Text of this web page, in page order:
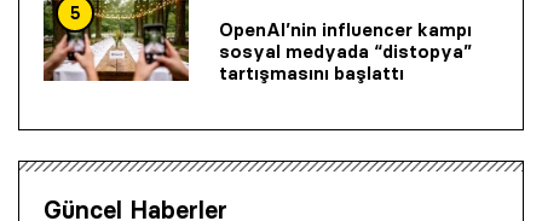
5
OpenAI’nin influencer kampı
sosyal medyada “distopya”
tartışmasını başlattı
Güncel Haberler